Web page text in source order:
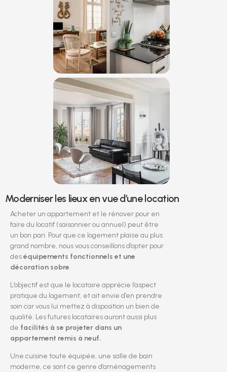
Moderniser les lieux en vue d’une location
Acheter un appartement et le rénover pour en
faire du locatif (saisonnier ou annuel) peut être
un bon pari. Pour que ce logement plaise au plus
grand nombre, nous vous conseillons d’opter pour
deséquipements fonctionnels et une
décoration sobre.
L’objectif est que le locataire apprécie l’aspect
pratique du logement, et ait envie d’en prendre
soin car vous lui mettez à disposition un bien de
qualité. Les futures locataires auront aussi plus
de facilités à se projeter dans un
appartement remis à neuf.
Une cuisine toute équipée, une salle de bain
moderne, ce sont ce genre d’aménagements